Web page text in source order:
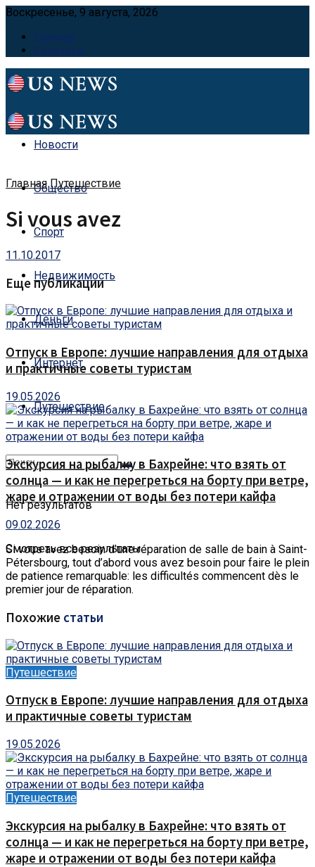
Воскресенье, 9 августа, 2026
Главная
Контакты
Новости
Общество
Спорт
Недвижимость
Деньги
Интернет
Путешествие
Нет результатов
Смотреть все результаты
Главная Путешествие
Si vous avez
11.10.2017
Еще публикации
Отпуск в Европе: лучшие направления для отдыха
и практичные советы туристам
19.05.2026
Экскурсия на рыбалку в Бахрейне: что взять от
солнца — и как не перегреться на борту при ветре,
жаре и отражении от воды без потери кайфа
09.02.2026
Si vous avez besoin d’une réparation de salle de bain à Saint-
Pétersbourg, tout d’abord vous avez besoin pour faire le plein
de patience remarquable: les difficultés commencent dès le
premier jour de réparation.
Похожие статьи
Путешествие
Отпуск в Европе: лучшие направления для отдыха
и практичные советы туристам
19.05.2026
Путешествие
Экскурсия на рыбалку в Бахрейне: что взять от
солнца — и как не перегреться на борту при ветре,
жаре и отражении от воды без потери кайфа